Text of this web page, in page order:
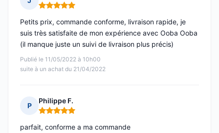
Note : 5 sur 5
Publié le 11/05/2022 à 10h00
suite à un achat du 21/04/2022
Petits prix, commande conforme, livraison rapide, je
suis très satisfaite de mon expérience avec Ooba Ooba
(il manque juste un suivi de livraison plus précis)
P
Philippe F.
Note : 5 sur 5
parfait, conforme a ma commande